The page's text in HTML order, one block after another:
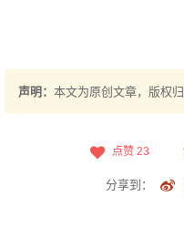
声明： 本文为原创文章，版权归
点赞 23
分享到：